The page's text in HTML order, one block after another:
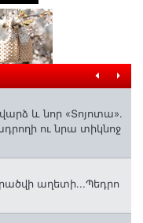
և նոր «Տոյոտա»․
ու նրա տիկնոջ
աղետի...Պեդրո